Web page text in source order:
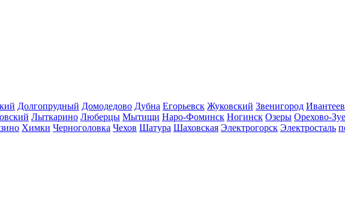
Долгопрудный Домодедово Дубна Егорьевск Жуковский Звенигород
Лыткарино Люберцы Мытищи Наро-Фоминск Ногинск Озеры Орехово-
Химки Черноголовка Чехов Шатура Шаховская Электрогорск Электросталь